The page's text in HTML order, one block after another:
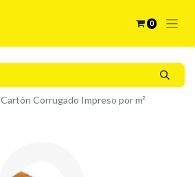
0
Cartón Corrugado Impreso por m²